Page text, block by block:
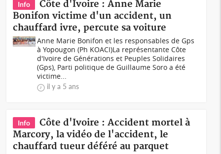
Info
Côte d'Ivoire : Anne Marie
Bonifon victime d'un accident, un
chauffard ivre, percute sa voiture
Anne Marie Bonifon et les responsables de Gps
à Yopougon (Ph KOACI)La représentante Côte
d'Ivoire de Générations et Peuples Solidaires
(Gps), Parti politique de Guillaume Soro a été
victime...
il y a 5 ans
Info
Côte d'Ivoire : Accident mortel à
Marcory, la vidéo de l'accident, le
chauffard tueur déféré au parquet